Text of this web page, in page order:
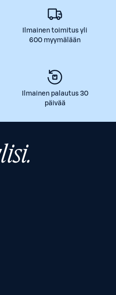
Ilmainen toimitus yli
600 myymälään
Ilmainen palautus 30
päivää